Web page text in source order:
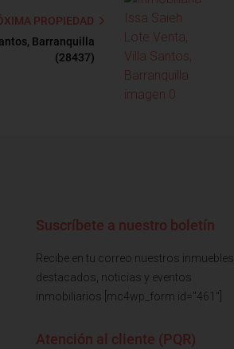
PROPIEDAD
Barranquilla
(28437)
Suscríbete a nuestro boletín
Recibe en tu correo nuestros inmuebles
destacados, noticias y eventos
inmobiliarios [mc4wp_form id="461"]
Atención al cliente (PQR)